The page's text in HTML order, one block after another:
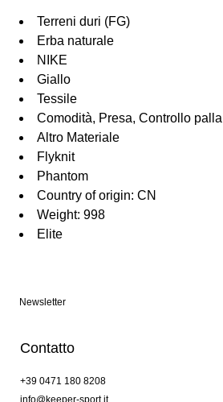
Terreni duri (FG)
Erba naturale
NIKE
Giallo
Tessile
Comodità, Presa, Controllo palla
Altro Materiale
Flyknit
Phantom
Country of origin: CN
Weight: 998
Elite
Newsletter
Contatto
+39 0471 180 8208